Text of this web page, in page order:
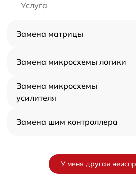
Услуга
Замена матрицы
Замена микросхемы логики
Замена микросхемы
усилителя
Замена шим контроллера
У меня другая